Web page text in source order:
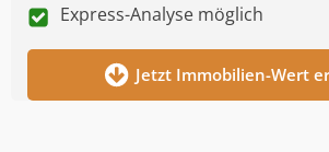
Express-Analyse möglich
Jetzt Immobilien-Wert